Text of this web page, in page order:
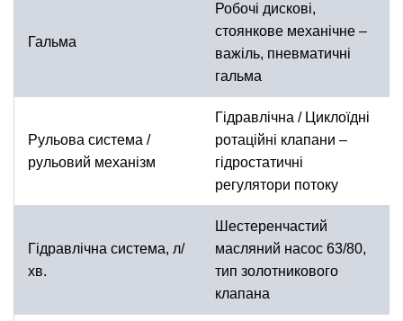
Гальма
Робочі дискові,
стоянкове механічне –
важіль, пневматичні
гальма
Рульова система /
рульовий механізм
Гідравлічна / Циклоїдні
ротаційні клапани –
гідростатичні
регулятори потоку
Гідравлічна система, л/
хв.
Шестеренчастий
масляний насос 63/80,
тип золотникового
клапана